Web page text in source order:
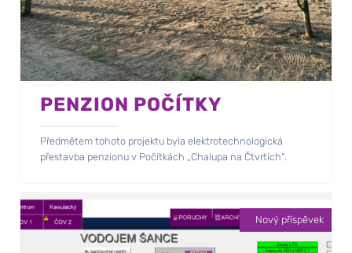
PENZION POČÍTKY
Předmětem tohoto projektu byla elektrotechnologická
přestavba penzionu v Počítkách „Chalupa na Čtvrtích“.
Nový příspěvek